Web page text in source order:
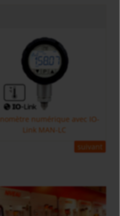
numérique avec IO-
Link MAN-LC
suivant